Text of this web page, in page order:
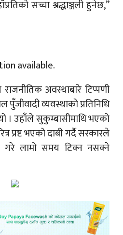
सच्चा श्रद्धाञ्जली हुनेछ,”
राजनीतिक अवस्थाबारे टिप्पणी
पुँजीवादी व्यवस्थाको प्रतिनिधि
। उहाँले सुकुम्बासीमाथि भएको
प्रष्ट भएको दाबी गर्दै सरकारले
गरे लामो समय टिक्न नसक्ने